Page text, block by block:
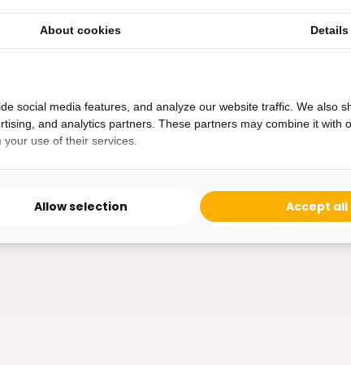
Heb je een vraag?
Bereikbaar van ma - vr 10:00 tot 17:00
0162-231130
klantenservice@bazaaronline.nl
About cookies Details
social media features, and analyze our website traffic. We also
and analytics partners. These partners may combine it with
use of their services.
Allow selection Accept all